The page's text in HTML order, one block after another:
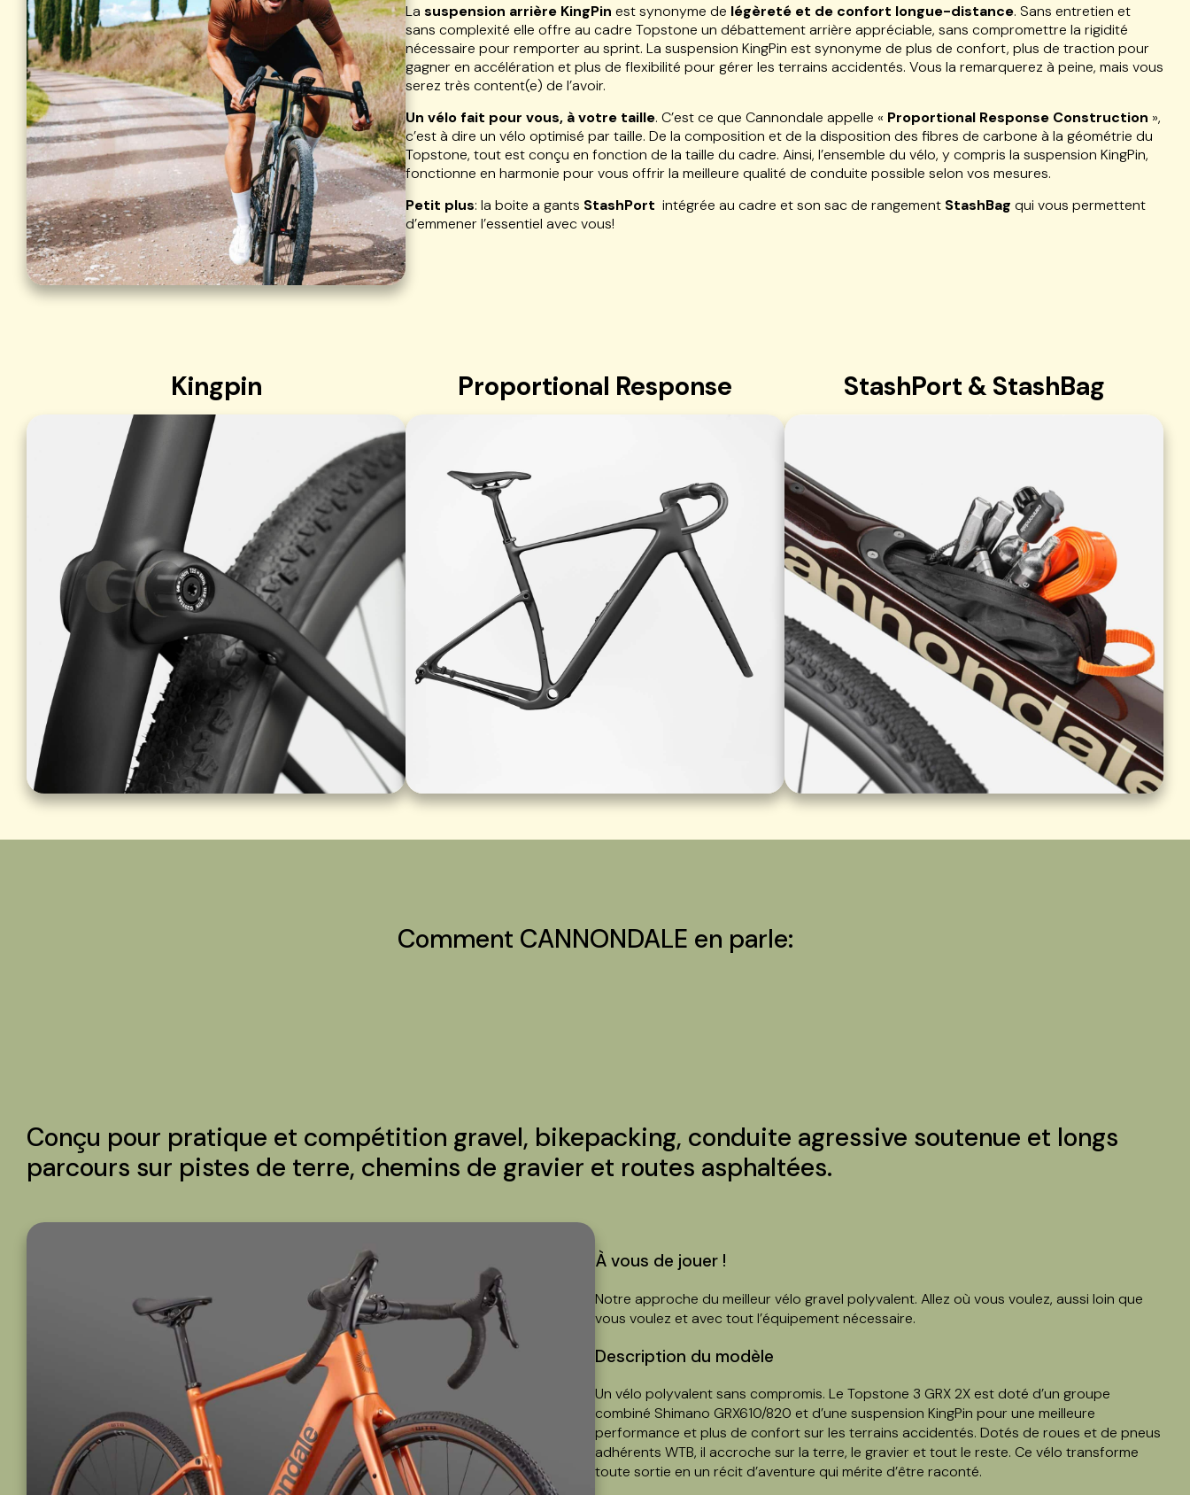
La suspension arrière KingPin est synonyme de légèreté et de confort longue-distance. Sans entretien et
sans complexité elle offre au cadre Topstone un débattement arrière appréciable, sans compromettre la rigidité
nécessaire pour remporter au sprint. La suspension KingPin est synonyme de plus de confort, plus de traction pour
gagner en accélération et plus de flexibilité pour gérer les terrains accidentés. Vous la remarquerez à peine, mais vous
serez très content(e) de l’avoir.
Un vélo fait pour vous, à votre taille. C’est ce que Cannondale appelle « Proportional Response Construction »,
c’est à dire un vélo optimisé par taille. De la composition et de la disposition des fibres de carbone à la géométrie du
Topstone, tout est conçu en fonction de la taille du cadre. Ainsi, l’ensemble du vélo, y compris la suspension KingPin,
fonctionne en harmonie pour vous offrir la meilleure qualité de conduite possible selon vos mesures.
Petit plus: la boite a gants StashPort intégrée au cadre et son sac de rangement StashBag qui vous permettent
d’emmener l’essentiel avec vous!
Kingpin Proportional Response StashPort & StashBag
Comment CANNONDALE en parle:
Conçu pour pratique et compétition gravel, bikepacking, conduite agressive soutenue et longs
parcours sur pistes de terre, chemins de gravier et routes asphaltées.
À vous de jouer !
Notre approche du meilleur vélo gravel polyvalent. Allez où vous voulez, aussi loin que
vous voulez et avec tout l’équipement nécessaire.
Description du modèle
Un vélo polyvalent sans compromis. Le Topstone 3 GRX 2X est doté d’un groupe
combiné Shimano GRX610/820 et d’une suspension KingPin pour une meilleure
performance et plus de confort sur les terrains accidentés. Dotés de roues et de pneus
adhérents WTB, il accroche sur la terre, le gravier et tout le reste. Ce vélo transforme
toute sortie en un récit d’aventure qui mérite d’être raconté.